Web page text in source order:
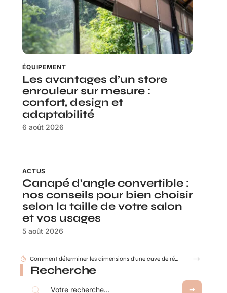
ÉQUIPEMENT
Les avantages d’un store
enrouleur sur mesure :
confort, design et
adaptabilité
6 août 2026
ACTUS
Canapé d’angle convertible :
nos conseils pour bien choisir
selon la taille de votre salon
et vos usages
5 août 2026
Les avantages d’un store enrouleur sur mesure : confort, design et adaptabilité
Recherche